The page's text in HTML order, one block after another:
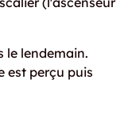
le lendemain.
est perçu puis